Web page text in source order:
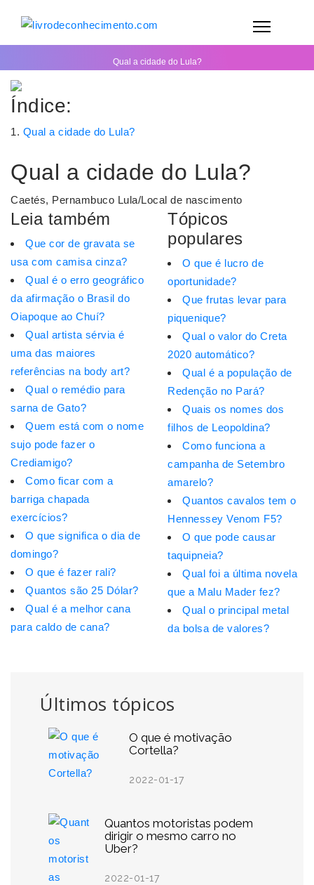
Qual a cidade do Lula?
Últimos tópicos
O que é motivação
Cortella?
2022-01-17
Quantos motoristas podem
dirigir o mesmo carro no
Uber?
2022-01-17
Índice:
Qual a cidade do Lula?
Qual a cidade do Lula?
Caetés, Pernambuco Lula/Local de nascimento
Leia também
Que cor de gravata se
usa com camisa cinza?
Qual é o erro geográfico
da afirmação o Brasil do
Oiapoque ao Chuí?
Qual artista sérvia é
uma das maiores
referências na body art?
Qual o remédio para
sarna de Gato?
Quem está com o nome
sujo pode fazer o
Crediamigo?
Como ficar com a
barriga chapada
exercícios?
O que significa o dia de
domingo?
O que é fazer rali?
Quantos são 25 Dólar?
Qual é a melhor cana
para caldo de cana?
Tópicos
populares
O que é lucro de
oportunidade?
Que frutas levar para
piquenique?
Qual o valor do Creta
2020 automático?
Qual é a população de
Redenção no Pará?
Quais os nomes dos
filhos de Leopoldina?
Como funciona a
campanha de Setembro
amarelo?
Quantos cavalos tem o
Hennessey Venom F5?
O que pode causar
taquipneia?
Qual foi a última novela
que a Malu Mader fez?
Qual o principal metal
da bolsa de valores?